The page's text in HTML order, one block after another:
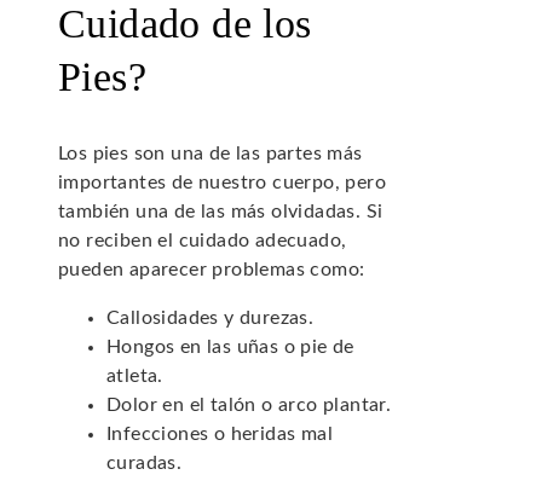
Cuidado de los
Pies?
Los pies son una de las partes más
importantes de nuestro cuerpo, pero
también una de las más olvidadas. Si
no reciben el cuidado adecuado,
pueden aparecer problemas como:
Callosidades y durezas.
Hongos en las uñas o pie de
atleta.
Dolor en el talón o arco plantar.
Infecciones o heridas mal
curadas.